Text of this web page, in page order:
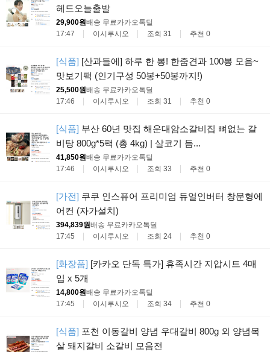
헤드오늘출발
29,900원배송 무료 카카오톡딜
17:47
이시루시오 조회 31 추천 0
[식품] [산과들에] 하루 한 봉! 한줌견과 100봉 모음~
맛보기팩 (인기구성 50봉+50봉까지!)
25,500원배송 무료 카카오톡딜
17:46
이시루시오 조회 31 추천 0
[식품] 부산 60년 맛집 해운대암소갈비집 뼈없는 갈
비탕 800g*5팩 (총 4kg) | 살코기 듬...
41,850원배송 무료 카카오톡딜
17:46
이시루시오 조회 33 추천 0
[가전] 쿠쿠 인스퓨어 프리미엄 듀얼인버터 창문형에
어컨 (자가설치)
394,839원배송 무료 카카오톡딜
17:45
이시루시오 조회 24 추천 0
[화장품] [카카오 단독 특가] 휴족시간 지압시트 4매
입 x 5개
14,800원배송 무료 카카오톡딜
17:45
이시루시오 조회 34 추천 0
[식품] 포천 이동갈비 양념 우대갈비 800g 외 양념목
살 돼지갈비 소갈비 모음전